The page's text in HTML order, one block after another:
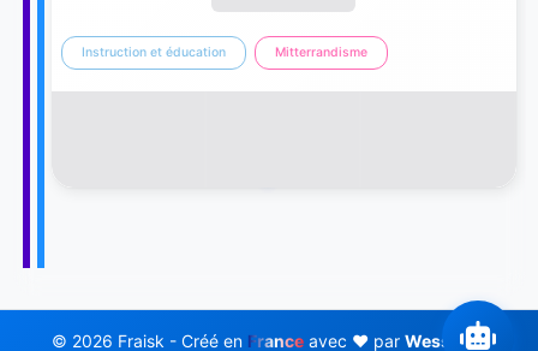
Instruction et éducation Mitterrandisme
© 2026 Fraisk - Créé en Franceavec ❤️ par Wess Soft